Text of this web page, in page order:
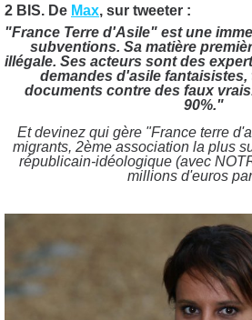
2 BIS. De Max, sur tweeter :
"France Terre d'Asile" est une
subventions. Sa matière
illégale. Ses acteurs sont des
demandes d'asile
documents contre des faux
90%."
Et devinez qui gère "France terre
migrants, 2ème association la plus
républicain-idéologique (avec
millions d'euros